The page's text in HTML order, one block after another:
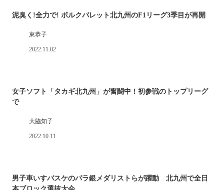
泥臭く!全力で! ボルクバレット北九州のF1リーグ3季目が再開
東恭子
2022.11.02
女子ソフト「タカギ北九州」が奮闘中！初参戦のトップリーグ
で
大脇知子
2022.10.11
男子車いすバスケのパラ銀メダリストらが躍動 北九州で全日